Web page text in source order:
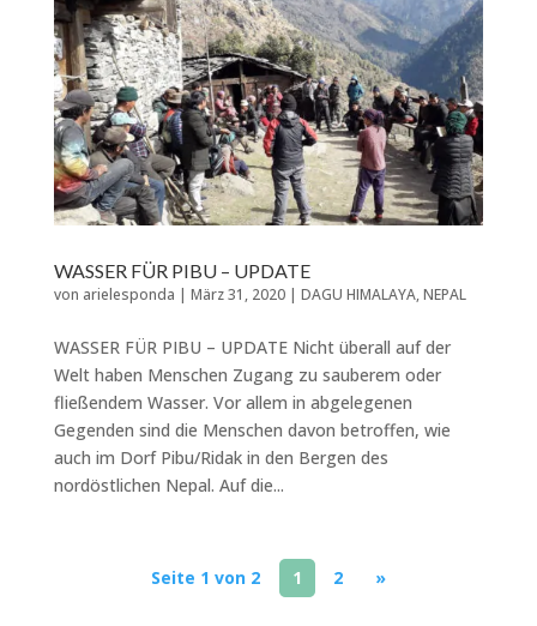
WASSER FÜR PIBU – UPDATE
von arielesponda | März 31, 2020| DAGU HIMALAYA,NEPAL
WASSER FÜR PIBU – UPDATE Nicht überall auf der
Welt haben Menschen Zugang zu sauberem oder
fließendem Wasser. Vor allem in abgelegenen
Gegenden sind die Menschen davon betroffen, wie
auch im Dorf Pibu/Ridak in den Bergen des
nordöstlichen Nepal. Auf die...
Seite 1 von 2 1 2 »